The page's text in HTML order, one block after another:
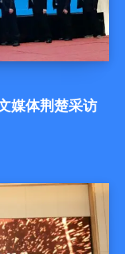
媒体荆楚采访